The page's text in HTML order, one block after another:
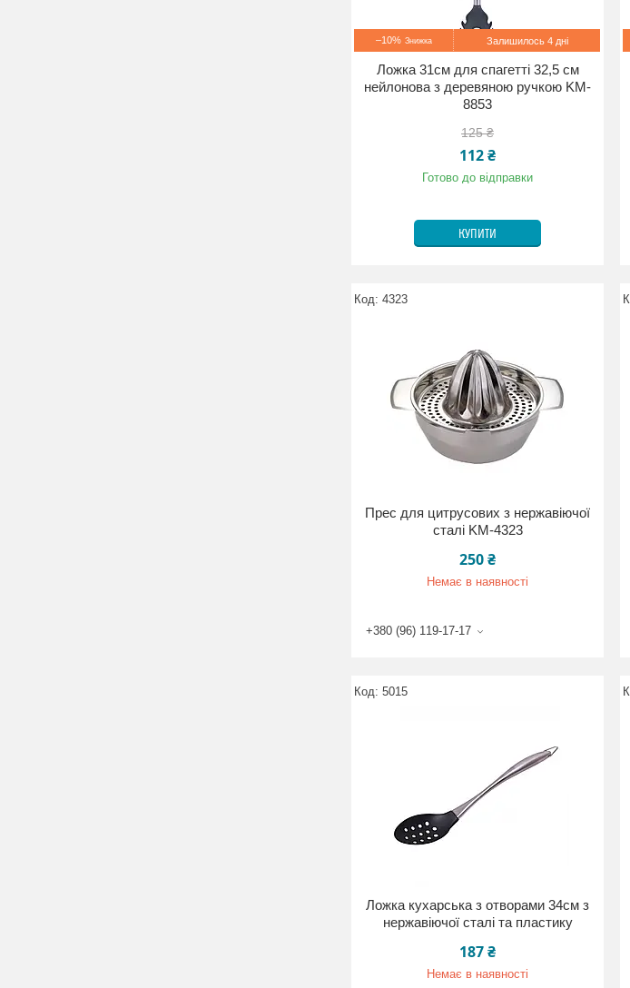
–10% Залишилось 4 дні
Ложка 31см для спагетті 32,5 см
нейлонова з деревяною ручкою KM-
8853
125 ₴
112 ₴
Готово до відправки
КУПИТИ
4323
Прес для цитрусових з нержавіючої
сталі KM-4323
250 ₴
Немає в наявності
+380 (96) 119-17-17
5015
Ложка кухарська з отворами 34см з
нержавіючої сталі та пластику
187 ₴
Немає в наявності